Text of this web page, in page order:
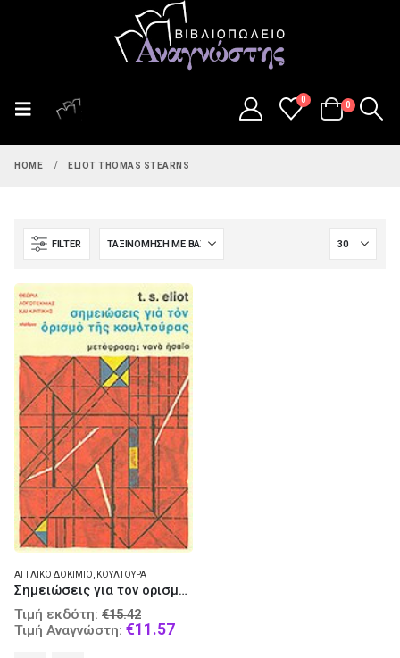
0
0
HOME ELIOT THOMAS STEARNS
FILTER
ΑΓΓΛΙΚΌ ΔΟΚΊΜΙΟ ΚΟΥΛΤΟΎΡΑ
Σημειώσεις για τον ορισμό της κουλτούρας
Τιμή εκδότη: €15.42
price
Τιμή Αναγνώστη: €11.57Current